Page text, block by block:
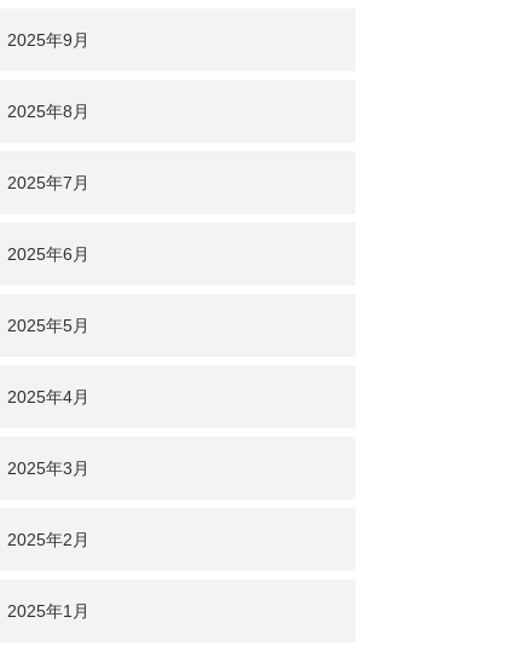
2025年9月
2025年8月
2025年7月
2025年6月
2025年5月
2025年4月
2025年3月
2025年2月
2025年1月